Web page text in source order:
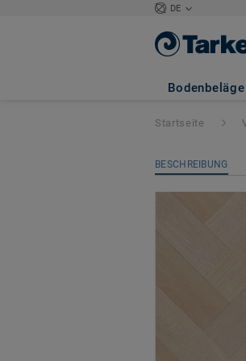
DE
Bodenbeläge
Iconik
Startseite
BESCHREIBUNG